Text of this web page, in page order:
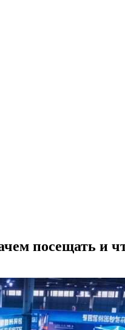
посещать и